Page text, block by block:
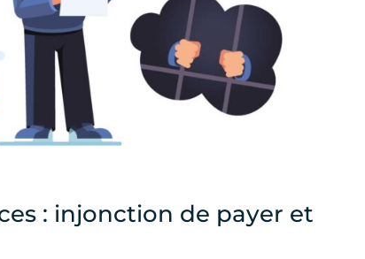
: injonction de payer et